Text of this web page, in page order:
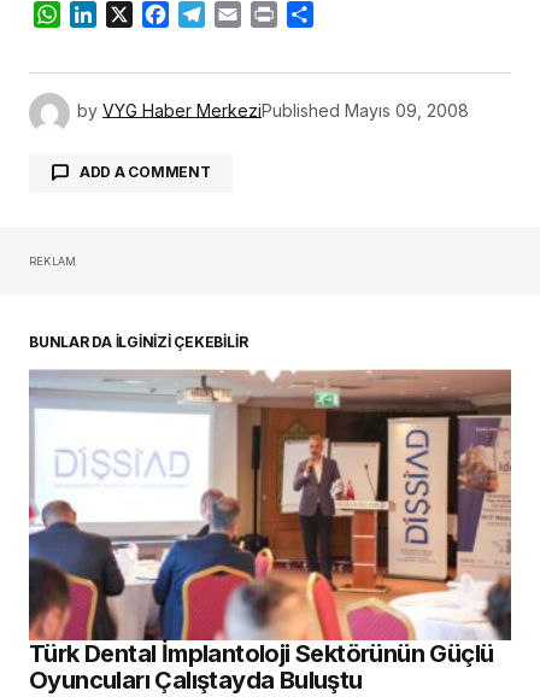
WhatsApp
LinkedIn
X Facebook
Telegram
Email Print
by VYG Haber MerkeziPublished Mayıs 09, 2008
ADD A COMMENT
REKLAM
BUNLAR DA İLGİNİZİ ÇEKEBİLİR
Türk Dental İmplantoloji Sektörünün Güçlü
Oyuncuları Çalıştayda Buluştu